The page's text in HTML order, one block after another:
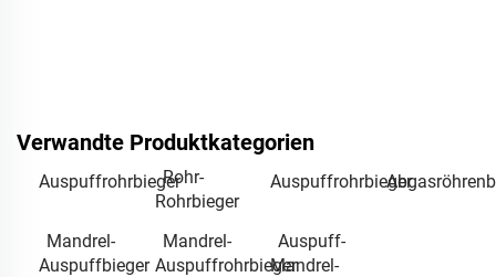
Verwandte Produktkategorien
AuspuffrohrbiegerRohr-
Rohrbieger
Auspuffrohrbieger
Mandrel-
Auspuffbieger
Mandrel-
Auspuffrohrbieger
Auspuff-
Mandrel-